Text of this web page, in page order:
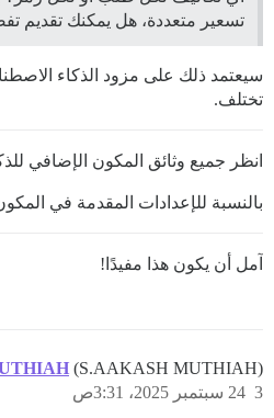
تسعير متعددة، هل يمكنك تقديم
تختلف.
انظر جميع وثائق المكون الإضافي
بالنسبة للإعدادات المقدمة في
آمل أن يكون هذا مفيدًا!
(S.AAKASH MUTHIAH)
24 سبتمبر 2025، 3:31ص 3